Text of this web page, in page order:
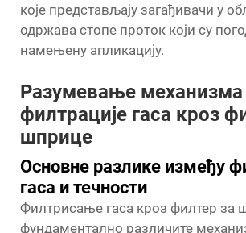
које представљају загађивачи у
одржава стопе проток који су
намењену апликацију.
Разумевање механизма
филтрације гаса кроз
шприце
Основне разлике између
гаса и течности
Филтрисање гаса кроз филтер за
фундаментално различите